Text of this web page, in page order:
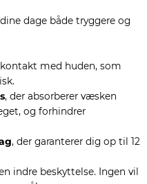
dage både tryggere og
med huden, som
, der absorberer væsken
og forhindrer
, der garanterer dig op til 12
indre beskyttelse. Ingen vil